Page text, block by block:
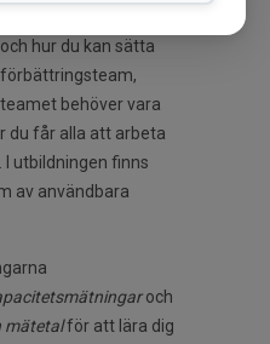
hur du kan sätta
behöver vara
du får alla att arbeta
utbildningen finns
av användbara
och
mätetalför att lära dig